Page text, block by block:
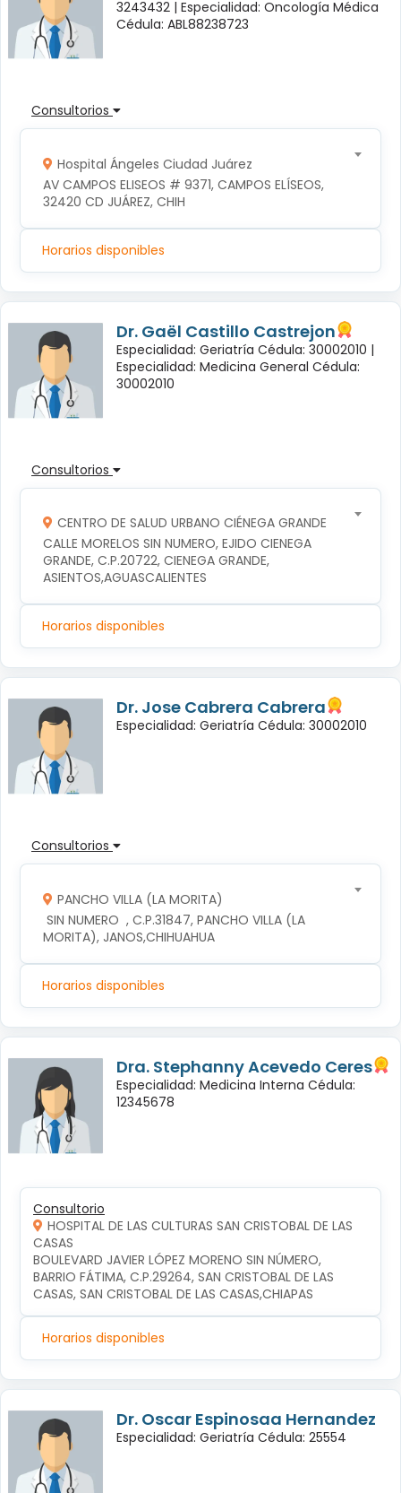
3243432 | Especialidad: Oncología Médica
Cédula: ABL88238723
Consultorios
Hospital Ángeles Ciudad Juárez
AV CAMPOS ELISEOS # 9371, CAMPOS ELÍSEOS,
32420 CD JUÁREZ, CHIH
Horarios disponibles
Dr. Gaël Castillo Castrejon
Especialidad: Geriatría Cédula: 30002010 |
Especialidad: Medicina General Cédula:
30002010
Consultorios
CENTRO DE SALUD URBANO CIÉNEGA GRANDE
CALLE MORELOS SIN NUMERO, EJIDO CIENEGA
GRANDE, C.P.20722, CIENEGA GRANDE,
ASIENTOS,AGUASCALIENTES
Horarios disponibles
Dr. Jose Cabrera Cabrera
Especialidad: Geriatría Cédula: 30002010
Consultorios
PANCHO VILLA (LA MORITA)
MORITA), JANOS,CHIHUAHUA
Horarios disponibles
Dra. Stephanny Acevedo Ceres
Especialidad: Medicina Interna Cédula:
12345678
Consultorio
HOSPITAL DE LAS CULTURAS SAN CRISTOBAL DE LAS
CASAS
BOULEVARD JAVIER LÓPEZ MORENO SIN NÚMERO,
BARRIO FÁTIMA, C.P.29264, SAN CRISTOBAL DE LAS
CASAS, SAN CRISTOBAL DE LAS CASAS,CHIAPAS
Horarios disponibles
Dr. Oscar Espinosaa Hernandez
Especialidad: Geriatría Cédula: 25554